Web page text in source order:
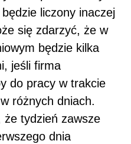
liczony inaczej
się zdarzyć, że w
będzie kilka
jeśli firma
do pracy w trakcie
różnych dniach.
że tydzień zawsze
dnia